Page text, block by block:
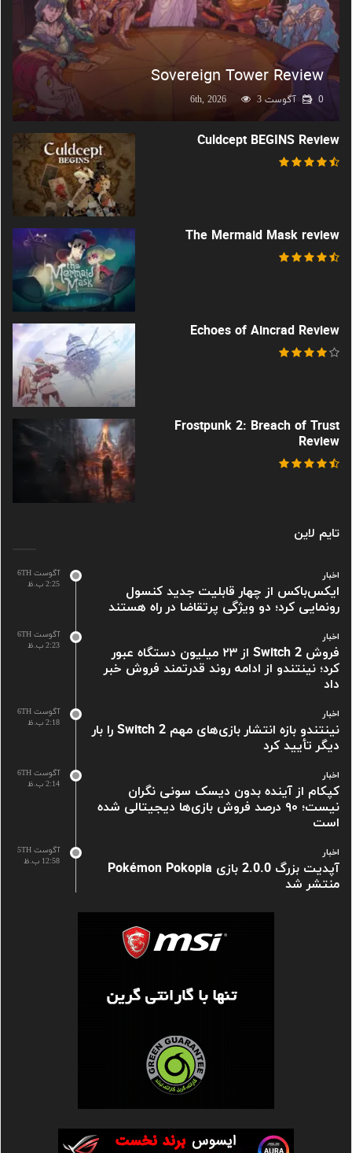
Sovereign Tower Review
آگوست 6th, 2026 3 0
Culdcept BEGINS Review
The Mermaid Mask review
Echoes of Aincrad Review
Frostpunk 2: Breach of Trust
Review
تایم لاین
آگوست 6TH
2:25 ب.ظ
اخبار
ایکس‌باکس از چهار قابلیت جدید کنسول
رونمایی کرد؛ دو ویژگی پرتقاضا در راه هستند
آگوست 6TH
2:23 ب.ظ
اخبار
فروش Switch 2 از ۲۳ میلیون دستگاه عبور
کرد؛ نینتندو از ادامه روند قدرتمند فروش خبر
داد
آگوست 6TH
2:18 ب.ظ
اخبار
نینتندو بازه انتشار بازی‌های مهم Switch 2 را بار
دیگر تأیید کرد
آگوست 6TH
2:14 ب.ظ
اخبار
کپکام از آینده بدون دیسک سونی نگران
نیست؛ ۹۰ درصد فروش بازی‌ها دیجیتالی شده
است
آگوست 5TH
12:58 ب.ظ
اخبار
آپدیت بزرگ 2.0.0 بازی Pokémon Pokopia
منتشر شد